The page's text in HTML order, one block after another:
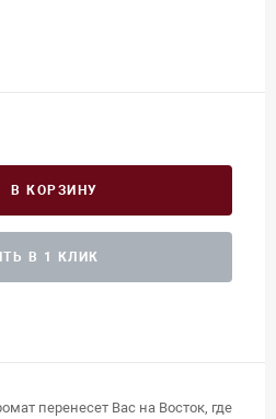
В КОРЗИНУ
В 1 КЛИК
перенесет Вас на Восток, где